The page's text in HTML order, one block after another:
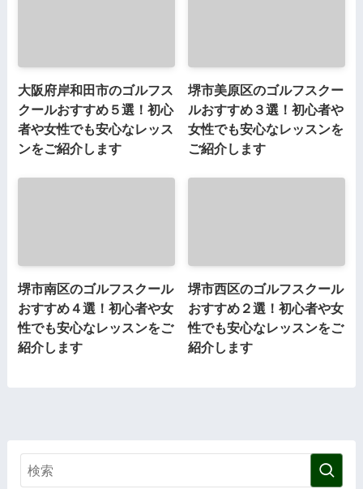
大阪府岸和田市のゴルフス
クールおすすめ５選！初心
者や女性でも安心なレッス
ンをご紹介します
堺市美原区のゴルフスクー
ルおすすめ３選！初心者や
女性でも安心なレッスンを
ご紹介します
堺市南区のゴルフスクール
おすすめ４選！初心者や女
性でも安心なレッスンをご
紹介します
堺市西区のゴルフスクール
おすすめ２選！初心者や女
性でも安心なレッスンをご
紹介します